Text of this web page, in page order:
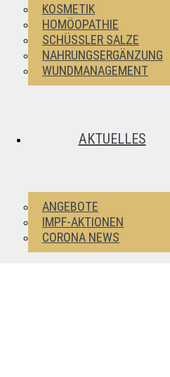
KOSMETIK
HOMÖOPATHIE
SCHÜSSLER SALZE
NAHRUNGSERGÄNZUNG
WUNDMANAGEMENT
AKTUELLES
ANGEBOTE
IMPF-AKTIONEN
CORONA NEWS